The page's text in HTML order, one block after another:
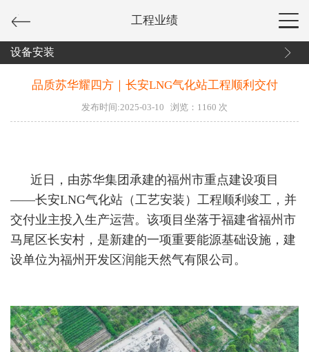
工程业绩
设备安装
品质苏华耀四方｜长安LNG气化站工程顺利交付
发布时间:2025-03-10 浏览： 1160 次
近日，由苏华集团承建的福州市重点建设项目
——长安LNG气化站（工艺安装）工程顺利竣工，并
交付业主投入生产运营。该项目坐落于福建省福州市
马尾区长安村，是新建的一项重要能源基础设施，建
设单位为福州开发区润能天然气有限公司。